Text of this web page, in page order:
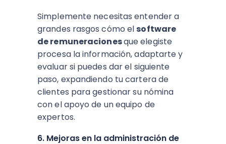
Simplemente necesitas entender a
grandes rasgos cómo el software
de remuneracionesqueelegiste
procesa la información, adaptarte y
evaluar si puedes dar el siguiente
paso, expandiendo tu cartera de
clientes para gestionar su nómina
con el apoyo de un equipo de
expertos.
6. Mejoras en la administración de